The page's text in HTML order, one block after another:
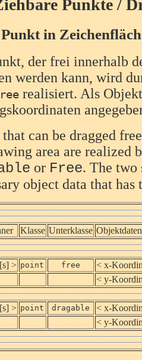
Punkte /
in
der frei innerhalb
werden kann, wird
realisiert. Als
that can be dragged
area are realized
orFree. The two
object data that has
Klasse Unterklasse Objektdaten
> point free
< x-
< y-
> point dragable
< x-
< y-